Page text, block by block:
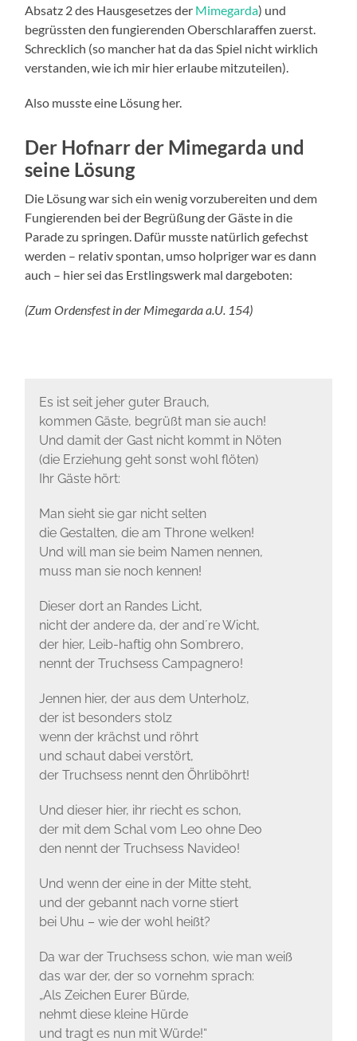
Absatz 2 des Hausgesetzes der Mimegarda) und
begrüssten den fungierenden Oberschlaraffen zuerst.
Schrecklich (so mancher hat da das Spiel nicht wirklich
verstanden, wie ich mir hier erlaube mitzuteilen).
Also musste eine Lösung her.
Der Hofnarr der Mimegarda und
seine Lösung
Die Lösung war sich ein wenig vorzubereiten und dem
Fungierenden bei der Begrüßung der Gäste in die
Parade zu springen. Dafür musste natürlich gefechst
werden – relativ spontan, umso holpriger war es dann
auch – hier sei das Erstlingswerk mal dargeboten:
(Zum Ordensfest in der Mimegarda a.U. 154)
Es ist seit jeher guter Brauch,
kommen Gäste, begrüßt man sie auch!
Und damit der Gast nicht kommt in Nöten
(die Erziehung geht sonst wohl flöten)
Ihr Gäste hört:
Man sieht sie gar nicht selten
die Gestalten, die am Throne welken!
Und will man sie beim Namen nennen,
muss man sie noch kennen!
Dieser dort an Randes Licht,
nicht der andere da, der and´re Wicht,
der hier, Leib-haftig ohn Sombrero,
nennt der Truchsess Campagnero!
Jennen hier, der aus dem Unterholz,
der ist besonders stolz
wenn der krächst und röhrt
und schaut dabei verstört,
der Truchsess nennt den Öhrliböhrt!
Und dieser hier, ihr riecht es schon,
der mit dem Schal vom Leo ohne Deo
den nennt der Truchsess Navideo!
Und wenn der eine in der Mitte steht,
und der gebannt nach vorne stiert
bei Uhu – wie der wohl heißt?
Da war der Truchsess schon, wie man weiß
das war der, der so vornehm sprach:
„Als Zeichen Eurer Bürde,
nehmt diese kleine Hürde
und tragt es nun mit Würde!“